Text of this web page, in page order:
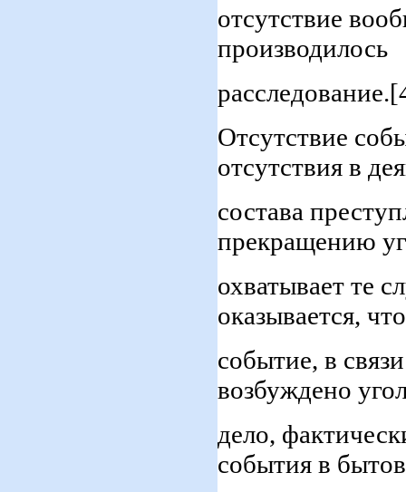
отсутствие
производилось
Отсутствие
отсутствия в
состава
прекращению
охватывает те
оказывается, что
событие, в
возбуждено
дело,
события в